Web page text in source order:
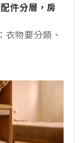
件分層，房
衣物要分類、